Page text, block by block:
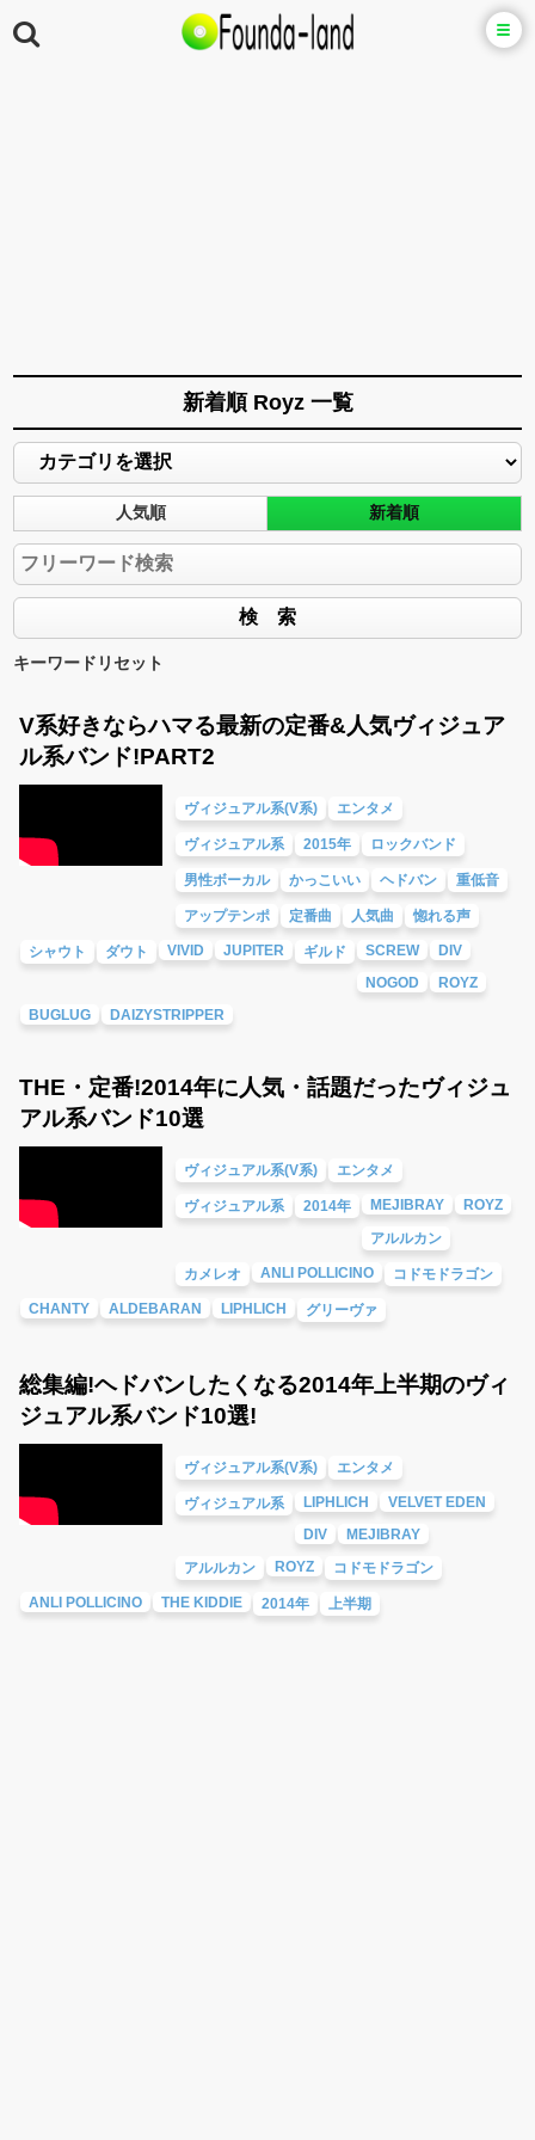
新着順 Royz 一覧
人気順 新着順
キーワードリセット
V系好きならハマる最新の定番&人気ヴィジュア
ル系バンド!PART2
ヴィジュアル系(V系) エンタメ
ヴィジュアル系 2015年 ロックバンド
男性ボーカル かっこいい ヘドバン 重低音
アップテンポ 定番曲 人気曲 惚れる声
シャウト ダウト VIVID JUPITER ギルド SCREW
DIV
NOGOD
ROYZ
BUGLUG
DAIZYSTRIPPER
THE・定番!2014年に人気・話題だったヴィジュ
アル系バンド10選
ヴィジュアル系(V系) エンタメ
ヴィジュアル系 2014年 MEJIBRAY
ROYZ
アルルカン
カメレオ ANLI POLLICINO コドモドラゴン
CHANTY ALDEBARAN LIPHLICH グリーヴァ
総集編!ヘドバンしたくなる2014年上半期のヴィ
ジュアル系バンド10選!
ヴィジュアル系(V系) エンタメ
ヴィジュアル系 LIPHLICH
VELVET EDEN
DIV
MEJIBRAY
アルルカン
ROYZ コドモドラゴン
ANLI POLLICINO THE KIDDIE 2014年 上半期